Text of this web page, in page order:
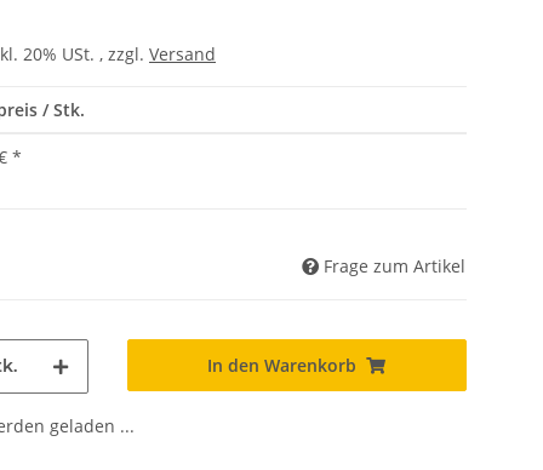
20% USt. , zzgl. Versand
/ Stk.
*
Frage zum Artikel
In den Warenkorb
geladen ...